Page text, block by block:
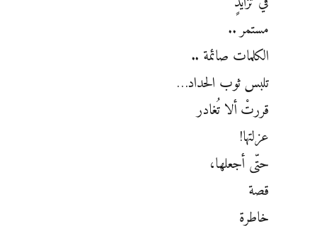
مستمر ..
الكلمات صائمة ..
تلبس ثوب الحداد…
قررتْ ألا تُغادر
عزلتها!
حتّى أجعلها،
قصة
خاطرة